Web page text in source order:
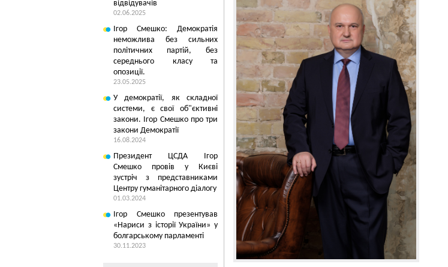
відвідувачів
02.06.2025
Ігор Смешко: Демократія
неможлива без сильних
політичних партій, без
середнього класу та
опозиції.
23.05.2025
У демократії, як складної
системи, є свої об"єктивні
закони. Ігор Смешко про три
закони Демократії
16.08.2024
Президент ЦСДА Ігор
Смешко провів у Києві
зустріч з представниками
Центру гуманітарного діалогу
01.03.2024
Ігор Смешко презентував
«Нариси з історії України» у
болгарському парламенті
30.11.2023
5 30.01.2013 01:01
МОЛЧАНИЕ СПЕЦСЛУЖБ ПО
«ДЕЛУ РАЗВОЗЖАЕВА»
РАЗРУШАЕТ ВЕРУ УКРАИНЦЕВ
1